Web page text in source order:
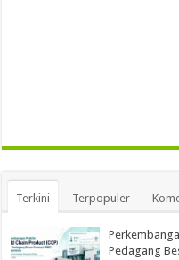
Terkini Terpopuler
Pedagang